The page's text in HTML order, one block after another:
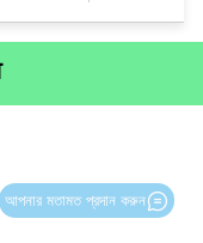
আপনার মতামত প্রদান করুন